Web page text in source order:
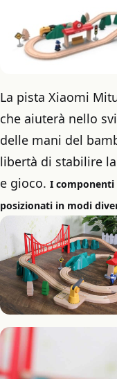
La pista Xiaomi
che aiuterà nello
delle mani del
libertà di stabilire
e gioco. I componenti
posizionati in modi